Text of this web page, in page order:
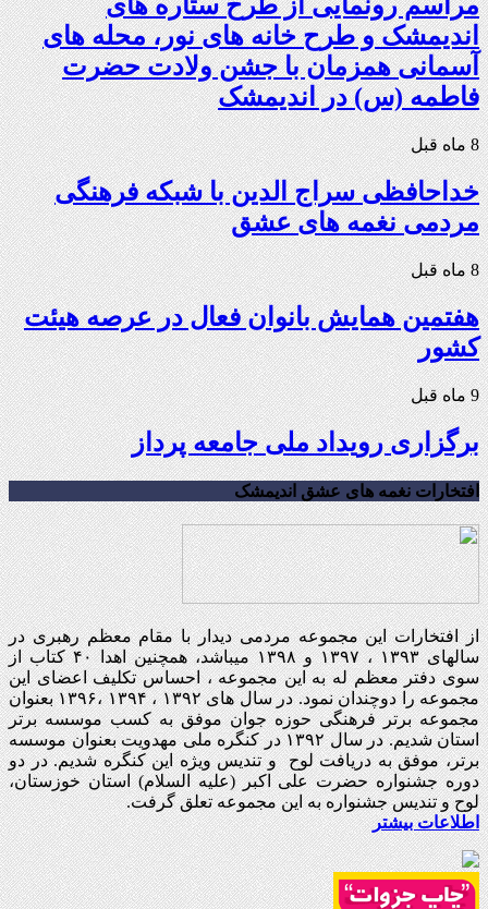
مراسم رونمایی از طرح ستاره های
اندیمشک و طرح خانه های نور، محله های
آسمانی همزمان با جشن ولادت حضرت
فاطمه (س) در اندیمشک
8 ماه قبل
خداحافظی سراج الدین با شبکه فرهنگی
مردمی نغمه های عشق
8 ماه قبل
هفتمین همایش بانوان فعال در عرصه‌ هیئت
کشور
9 ماه قبل
برگزاری رویداد ملی جامعه پرداز
افتخارات نغمه های عشق اندیمشک
از افتخارات این مجموعه مردمی دیدار با مقام معظم رهبری در
سالهای ۱۳۹۳ ، ۱۳۹۷ و ۱۳۹۸ میباشد، همچنین اهدا ۴۰ کتاب از
سوی دفتر معظم له به این مجموعه ، احساس تکلیف اعضای این
مجموعه را دوچندان نمود. در سال های ۱۳۹۲ ، ۱۳۹۴ ،۱۳۹۶ بعنوان
مجموعه برتر فرهنگی حوزه جوان موفق به کسب موسسه برتر
استان شدیم. در سال ۱۳۹۲ در کنگره ملی مهدویت بعنوان موسسه
برتر، موفق به دریافت لوح و تندیس ویژه این کنگره شدیم. در دو
دوره جشنواره حضرت علی اکبر (علیه السلام) استان خوزستان،
لوح و تندیس جشنواره به این مجموعه تعلق گرفت.
اطلاعات بیشتر